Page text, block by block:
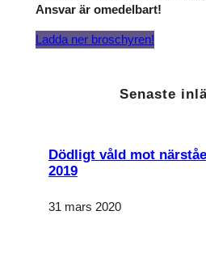
Ansvar är omedelbart!
Ladda ner broschyren!
Senaste
Dödligt våld mot
2019
31 mars 2020